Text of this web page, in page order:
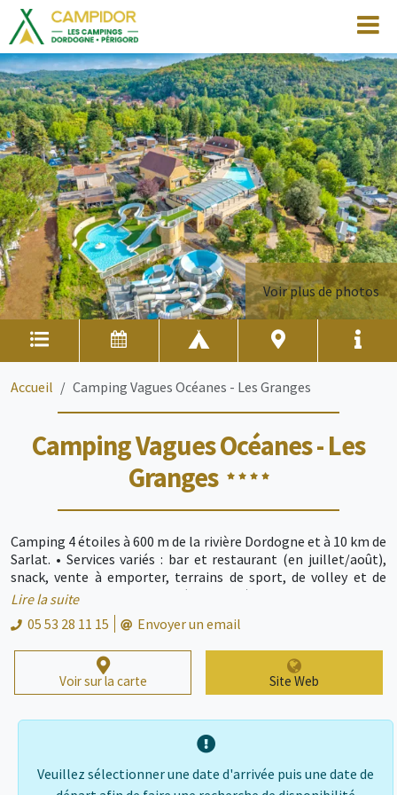
Voir plus de photos
Accueil Camping Vagues Océanes - Les Granges
Camping Vagues Océanes - Les
Granges
Camping 4 étoiles à 600 m de la rivière Dordogne et à 10 km de
Sarlat. • Services variés : bar et restaurant (en juillet/août),
snack, vente à emporter, terrains de sport, de volley et de
badminton, terrain de foot (sur herbe), tables de ping-pong,
pétanque, location de vélos... • Spécial enfants : club enfants
gratuit (4 à 12 ans), aire de jeux, structure gonflable... • Espace
aquatique : Piscine couverte chauffée avec pataugeoire, piscine
extérieure chauffée avec pataugeoire, 3 toboggans aquatiques
• Hébergements : mobil-homes jusqu’à 12 personnes,
Réservation à la nuit possible ! Arrivée et départ tous les
Lire la suite
05 53 28 11 15
Envoyer un email
Voir sur la carte Site Web
Veuillez sélectionner une date d'arrivée puis une date de